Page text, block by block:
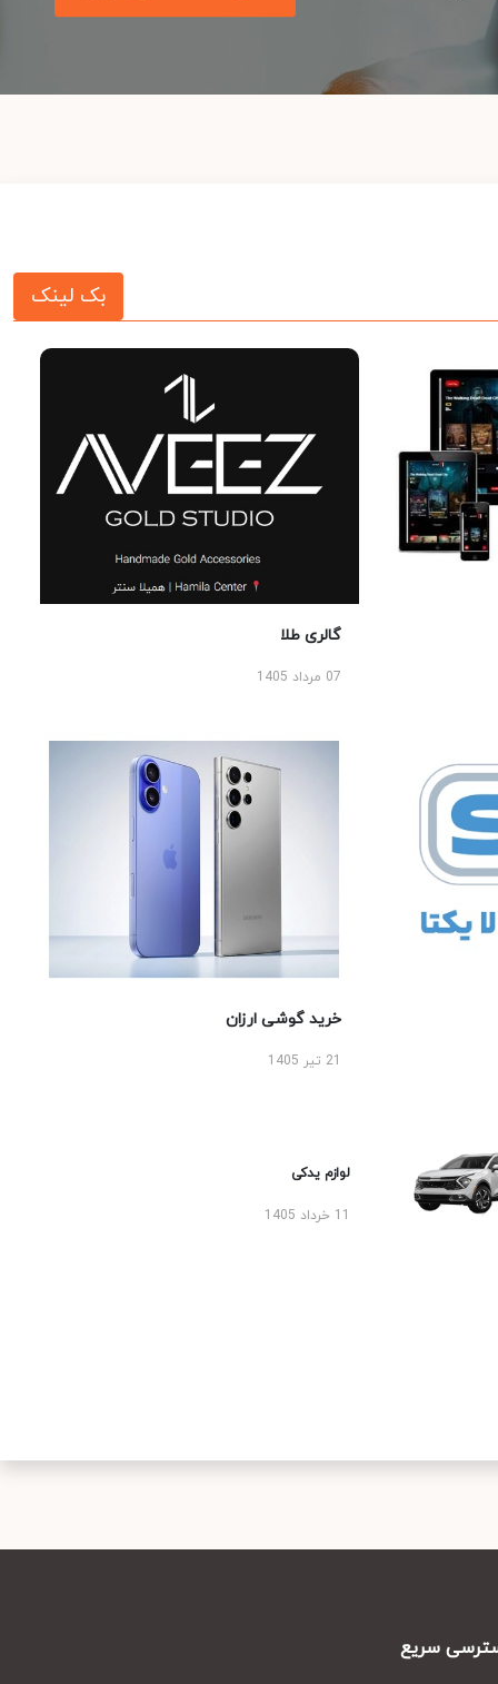
بک لینک
گالری طلا
07 مرداد 1405
خرید گوشی ارزان
لوازم یدکی
سریع